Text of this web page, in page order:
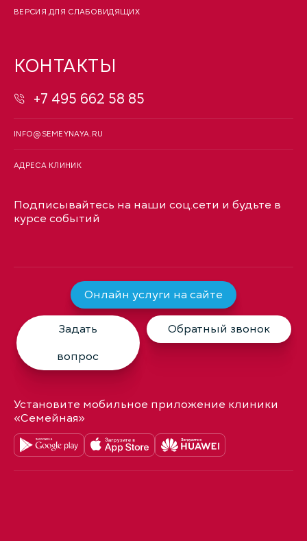
ВЕРСИЯ ДЛЯ СЛАБОВИДЯЩИХ
КОНТАКТЫ
+7 495 662 58 85
INFO@SEMEYNAYA.RU
АДРЕСА КЛИНИК
Подписывайтесь на наши соц.сети и будьте в
курсе событий
Онлайн услуги на сайте
Задать
вопрос
Обратный звонок
Установите мобильное приложение клиники
«Семейная»